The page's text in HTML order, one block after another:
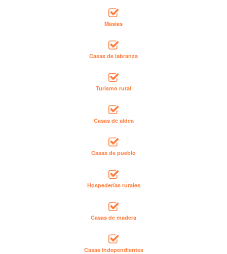
Masías
Casas de labranza
Turismo rural
Casas de aldea
Casas de pueblo
Hospederías rurales
Casas de madera
Casas independientes